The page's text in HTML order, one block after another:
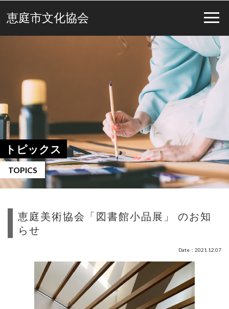
恵庭市文化協会
トピックス
TOPICS
恵庭美術協会「図書館小品展」 のお知
らせ
Date：2021.12.07